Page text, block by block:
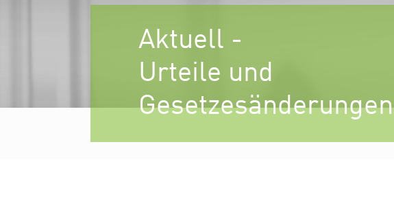
Aktuell -
Urteile und
Gesetzesänderungen